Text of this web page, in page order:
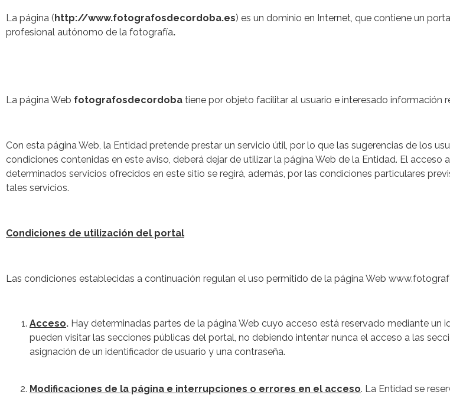
La página (http://www.fotografosdecordoba.es) es un dominio en Internet, que contiene un
profesional autónomo de la fotografía.
La página Web fotografosdecordoba tiene por objeto facilitar al usuario e interesado información
Con esta página Web, la Entidad pretende prestar un servicio útil, por lo que las sugerencias de los
condiciones contenidas en este aviso, deberá dejar de utilizar la página Web de la Entidad. El
determinados servicios ofrecidos en este sitio se regirá, además, por las condiciones particulares
tales servicios.
Condiciones de utilización del portal
Las condiciones establecidas a continuación regulan el uso permitido de la página Web
Acceso. Hay determinadas partes de la página Web cuyo acceso está reservado mediante
pueden visitar las secciones públicas del portal, no debiendo intentar nunca el acceso a las
asignación de un identificador de usuario y una contraseña.
Modificaciones de la página e interrupciones o errores en el acceso. La Entidad se